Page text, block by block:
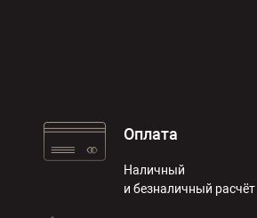
Оплата
Наличный
и безналичный расчёт